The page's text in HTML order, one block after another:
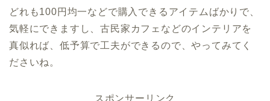
どれも100円均一などで購入できるアイテムばかりで、
気軽にできますし、古民家カフェなどのインテリアを
真似れば、低予算で工夫ができるので、やってみてく
ださいね。
スポンサーリンク